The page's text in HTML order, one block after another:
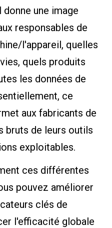
une image
responsables de
l'appareil, quelles
quels produits
les données de
ce
aux fabricants de
bruts de leurs outils
exploitables.
ces différentes
pouvez améliorer
clés de
l'efficacité globale